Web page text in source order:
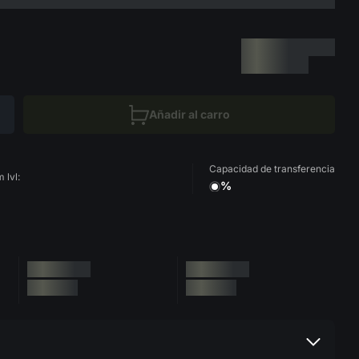
Añadir al carro
lvl:
Capacidad de transferencia
%